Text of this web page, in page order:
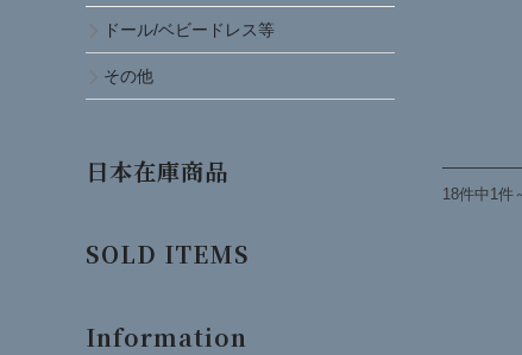
18件中1件
ドール/ベビードレス等
その他
日本在庫商品
SOLD ITEMS
Information